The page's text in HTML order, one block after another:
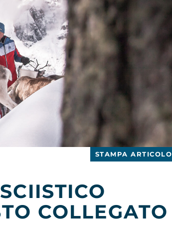
STAMPA ARTICOLO
COLLEGATO